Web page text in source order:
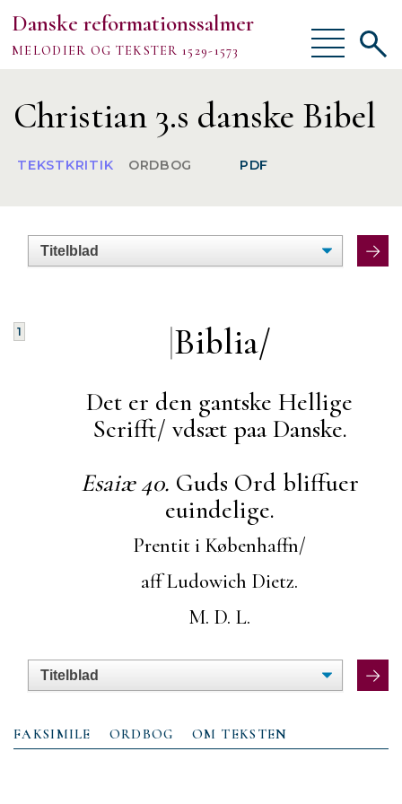
Danske reformationssalmer
MELODIER OG TEKSTER 1529-1573
Vis/skjul
menu
Om
TEKSTER
MELODIER
Vis/
Christian 3.s danske Bibel
TEKSTKRITIK ORDBOG PDF
|
1 Biblia/
Det er den gantske Hellige
Scrifft/ vdsæt paa Danske.
Esaiæ 40. Guds Ord bliffuer
euindelige.
Prentit i Københaffn/
aff Ludowich Dietz.
M. D. L.
FAKSIMILE ORDBOG OM TEKSTEN